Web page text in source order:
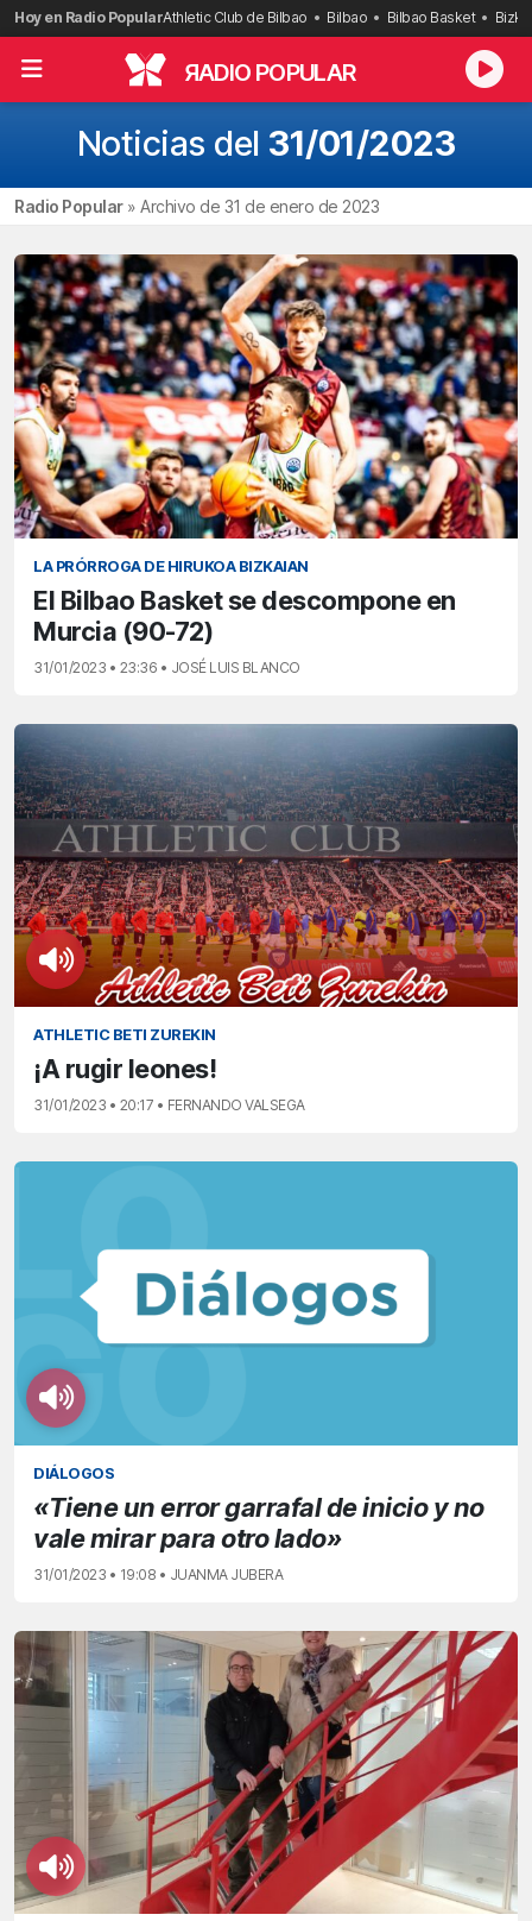
Saltar
al
contenido
Hoy en Radio PopularAthletic Club de Bilbao Bilbao Bilbao Basket
RADIO POPULAR
Noticias del 31/01/2023
Radio Popular» Archivo de 31 de enero de 2023
LA PRÓRROGA DE HIRUKOA BIZKAIAN
El Bilbao Basket se descompone en
Murcia (90-72)
31/01/2023 • 23:36 • JOSÉ LUIS BLANCO
ATHLETIC BETI ZUREKIN
¡A rugir leones!
31/01/2023 • 20:17 • FERNANDO VALSEGA
DIÁLOGOS
«Tiene un error garrafal de inicio y no
vale mirar para otro lado»
31/01/2023 • 19:08 • JUANMA JUBERA